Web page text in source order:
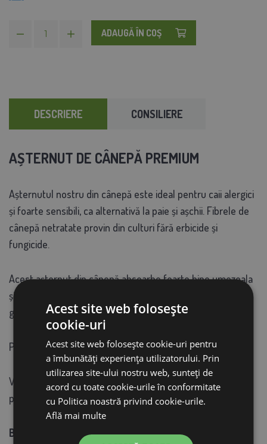
ADAUGĂ ÎN COŞ
DESCRIERE CONSILIERE
AȘTERNUT DE CÂNEPĂ PREMIUM
Așternutul nostru din cânepă este ideal pentru caii alergici
și foarte sensibili, ca alternativă la paie și așchii. Fibrele de
cânepă netratate provin din culturi fără erbicide și
fungicide.
Acest așternut din cânepă absoarbe foarte bine umezeala
și mirosurile. Produs 100% natural, prietenos cu mediul
grajdului.
Produs 100% natural, prietenos cu mediul stabil.
Volumul optim pentru o cutie standard este de 2 pachete
pe săptămână.
Beneficiile așternutului din cânepă Allspan
Acest site web folosește
cookie-uri
Acest site web folosește cookie-uri pentru
a îmbunătăți experiența utilizatorului. Prin
utilizarea site-ului nostru web, sunteți de
acord cu toate cookie-urile în conformitate
cu Politica noastră privind cookie-urile.
Află mai multe